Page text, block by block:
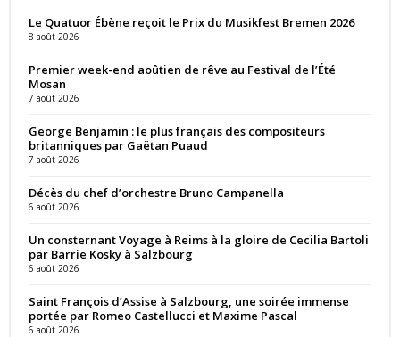
Le Quatuor Ébène reçoit le Prix du Musikfest Bremen 2026
8 août 2026
Premier week-end aoûtien de rêve au Festival de l’Été
Mosan
7 août 2026
George Benjamin : le plus français des compositeurs
britanniques par Gaëtan Puaud
7 août 2026
Décès du chef d’orchestre Bruno Campanella
6 août 2026
Un consternant Voyage à Reims à la gloire de Cecilia Bartoli
par Barrie Kosky à Salzbourg
6 août 2026
Saint François d’Assise à Salzbourg, une soirée immense
portée par Romeo Castellucci et Maxime Pascal
6 août 2026